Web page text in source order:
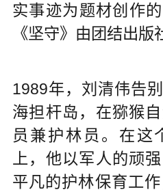
实事迹为题材创作
《坚守》由团结出版
1989年，刘清伟告
海担杆岛，在猕猴
员兼护林员。在这
上，他以军人的顽
平凡的护林保育工作